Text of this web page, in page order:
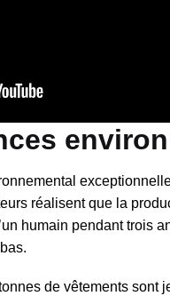
réalisent que la
humain pendant trois
de vêtements sont